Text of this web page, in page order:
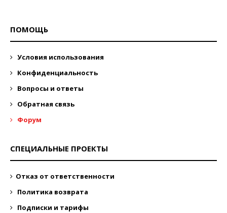
ПОМОЩЬ
Условия использования
Конфиденциальность
Вопросы и ответы
Обратная связь
Форум
СПЕЦИАЛЬНЫЕ ПРОЕКТЫ
Отказ от ответственности
Политика возврата
Подписки и тарифы